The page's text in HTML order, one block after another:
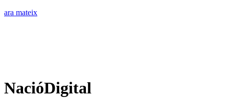
ara mateix
NacióDigital